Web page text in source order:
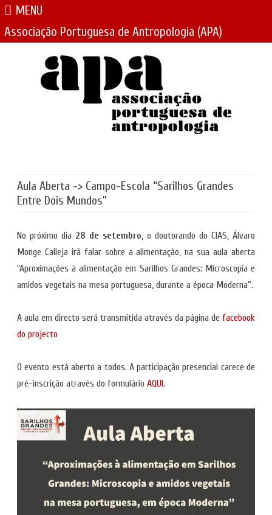
MENU
Associação Portuguesa de Antropologia (APA)
Aula Aberta -> Campo-Escola “Sarilhos Grandes
Entre Dois Mundos”
No próximo dia 28 de setembro, o doutorando do CIAS, Álvaro
Monge Calleja irá falar sobre a alimentação, na sua aula aberta
“Aproximações à alimentação em Sarilhos Grandes: Microscopia e
amidos vegetais na mesa portuguesa, durante a época Moderna”.
A aula em directo será transmitida através da página de facebook
do projecto
O evento está aberto a todos. A participação presencial carece de
pré-inscrição através do formulário AQUI.